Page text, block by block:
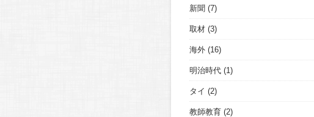
新聞 (7)
取材 (3)
海外 (16)
明治時代 (1)
タイ (2)
教師教育 (2)